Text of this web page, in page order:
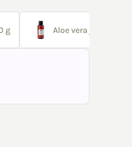
g Aloe vera juice 100 ml